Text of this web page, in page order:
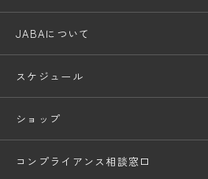
JABAについて
スケジュール
ショップ
コンプライアンス相談窓口